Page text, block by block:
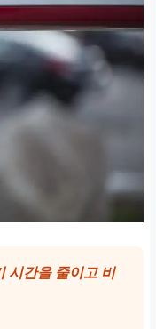
시간을 줄이고 비